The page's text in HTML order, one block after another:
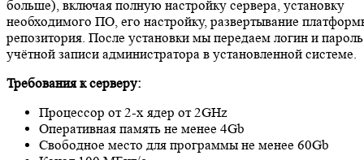
больше), включая полную настройку сервера, установку
необходимого ПО, его настройку, развертывание
репозитория. После установки мы передаем логин и
учётной записи администратора в установленной системе.
Требования к серверу:
Процессор от 2-х ядер от 2GHz
Оперативная память не менее 4Gb
Свободное место для программы не менее 60Gb